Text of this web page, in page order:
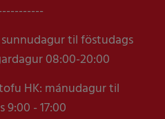
til föstudags
08:00-20:00
HK: mánudagur til
9:00 - 17:00